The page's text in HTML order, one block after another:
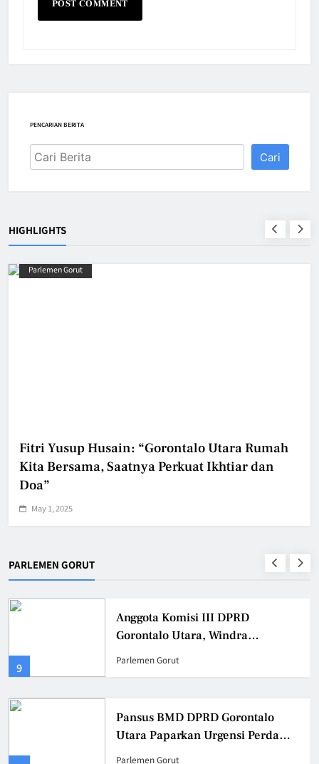
PENCARIAN BERITA
Cari
HIGHLIGHTS
Parlemen Gorut
Fitri Yusup Husain: “Gorontalo Utara Rumah
Kita Bersama, Saatnya Perkuat Ikhtiar dan
Doa”
May 1, 2025
PARLEMEN GORUT
9
Anggota Komisi III DPRD
Gorontalo Utara, Windra
Lagarusu Meminta Pemda Gorut
Parlemen Gorut
Pansus BMD DPRD Gorontalo
Utara Paparkan Urgensi Perda
BMD Di Kemendagri RI
Parlemen Gorut